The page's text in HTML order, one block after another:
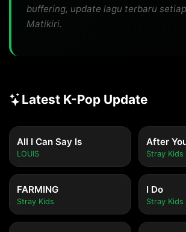
buffering, update lagu terbaru
Matikiri.
Latest K-Pop Update
All I Can Say Is
LOUIS
After
Stray Kids
FARMING
Stray Kids
I Do
Stray Kids